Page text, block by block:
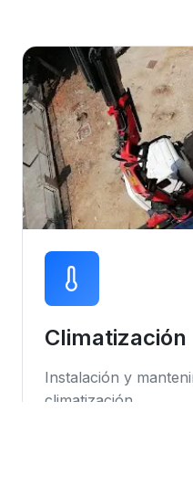
Climatización
Instalación y
climatización